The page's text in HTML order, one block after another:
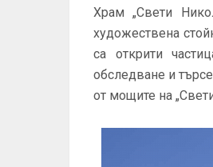
Храм „Свети
художествена
са открити
обследване и
от мощите на